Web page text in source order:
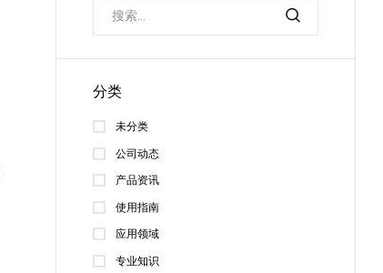
分类
未分类
公司动态
产品资讯
使用指南
应用领域
专业知识